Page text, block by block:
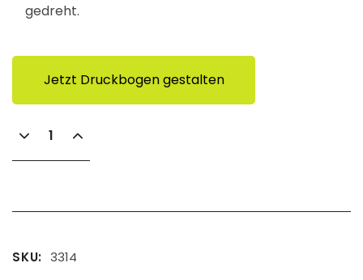
gedreht.
Jetzt Druckbogen gestalten
SKU
3314